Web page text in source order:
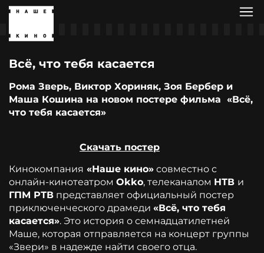
Всё, что тебя касается
Рома Зверь, Виктор Хориняк, Зоя Бербер и
Маша Кошина на новом постере фильма «Всё,
что тебя касается»
Скачать постер
Кинокомпания «Наше кино» совместно с
онлайн-кинотеатром Okko, телеканалом НТВ и
ГПМ РТВ представляет официальный постер
приключенческого драмеди «Всё, что тебя
касается». Это история о семнадцатилетней
Маше, которая отправляется на концерт группы
«Звери» в надежде найти своего отца.